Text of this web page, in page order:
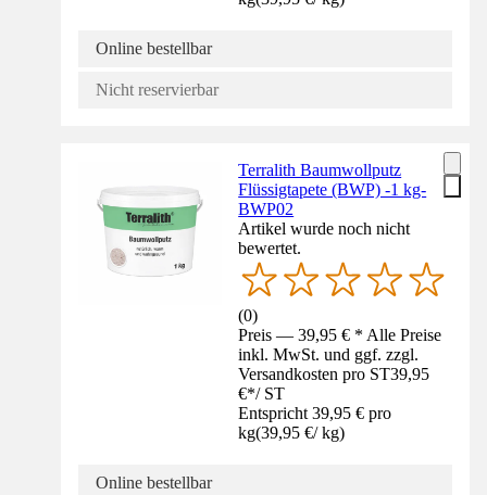
Online bestellbar
Nicht reservierbar
Terralith Baumwollputz
Flüssigtapete (BWP) -1 kg-
BWP02
Artikel wurde noch nicht
bewertet.
(0)
Preis — 39,95 € * Alle Preise
inkl. MwSt. und ggf. zzgl.
Versandkosten pro ST39,95
€*/ ST
Entspricht 39,95 € pro
kg(39,95 €/ kg)
Online bestellbar